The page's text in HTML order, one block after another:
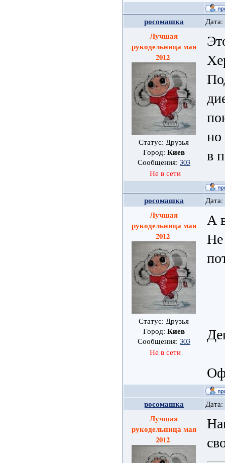
росомашка Дата:
Лучшая
рукодельница мая
2012
Статус: Друзья
Город: Киев
Сообщения: 303
Не в сети
в
росомашка Дата:
Лучшая
рукодельница мая
2012
Статус: Друзья
Город: Киев
Сообщения: 303
Не в сети
А
Не
росомашка Дата:
Лучшая
рукодельница мая
2012